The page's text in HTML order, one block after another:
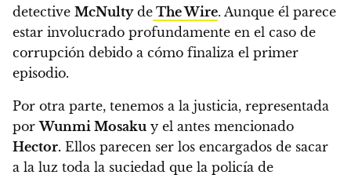
detective McNultyde The Wire. Aunque él parece
estar involucrado profundamente en el caso de
corrupción debido a cómo finaliza el primer
episodio.
Por otra parte, tenemos a la justicia, representada
porWunmi Mosaku y el antes mencionado
Hector. Ellos parecen ser los encargados de sacar
a la luz toda la suciedad que la policía de